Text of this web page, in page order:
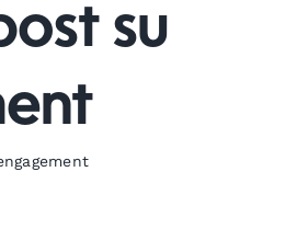
su